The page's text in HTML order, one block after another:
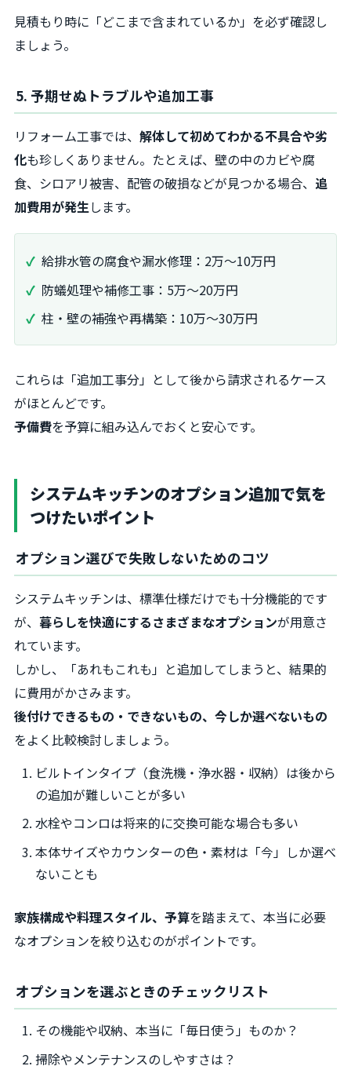
見積もり時に「どこまで含まれているか」を必ず確認し
ましょう。
5. 予期せぬトラブルや追加工事
リフォーム工事では、 解体して初めてわかる不具合や劣
化も珍しくありません。たとえば、壁の中のカビや腐
食、シロアリ被害、配管の破損などが見つかる場合、 追
加費用が発生します。
給排水管の腐食や漏水修理：2万～10万円
防蟻処理や補修工事：5万～20万円
柱・壁の補強や再構築：10万～30万円
これらは「追加工事分」として後から請求されるケース
がほとんどです。
予備費を予算に組み込んでおくと安心です。
システムキッチンのオプション追加で気を
つけたいポイント
オプション選びで失敗しないためのコツ
システムキッチンは、標準仕様だけでも十分機能的です
が、 暮らしを快適にするさまざまなオプションが用意さ
れています。
しかし、「あれもこれも」と追加してしまうと、結果的
に費用がかさみます。
後付けできるもの・できないもの、今しか選べないもの
をよく比較検討しましょう。
ビルトインタイプ（食洗機・浄水器・収納）は後から
の追加が難しいことが多い
水栓やコンロは将来的に交換可能な場合も多い
本体サイズやカウンターの色・素材は「今」しか選べ
ないことも
家族構成や料理スタイル、予算を踏まえて、本当に必要
なオプションを絞り込むのがポイントです。
オプションを選ぶときのチェックリスト
その機能や収納、本当に「毎日使う」ものか？
掃除やメンテナンスのしやすさは？